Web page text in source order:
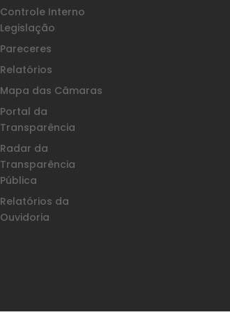
Controle Interno
Legislação
Pareceres
Relatórios
Mapa das Câmaras
Portal da
Transparência
Radar da
Transparência
Pública
Relatórios da
Ouvidoria